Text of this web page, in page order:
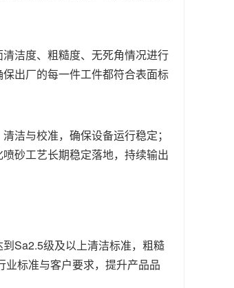
洁度、粗糙度、无死角情况进行
出厂的每一件工件都符合表面标
洁与校准，确保设备运行稳定；
砂工艺长期稳定落地，持续输出
Sa2.5级及以上清洁标准，粗糙
业标准与客户要求，提升产品品